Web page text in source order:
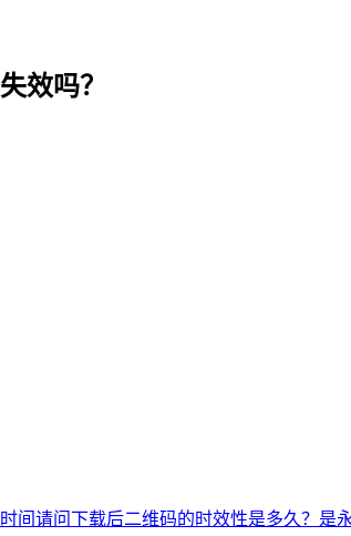
效吗？
间请问下载后二维码的时效性是多久？是